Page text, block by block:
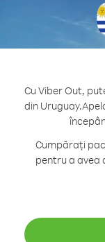
Cu Viber Out,
din Uruguay.
Cumpărați
pentru a avea